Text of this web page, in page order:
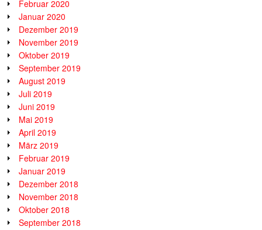
Februar 2020
Januar 2020
Dezember 2019
November 2019
Oktober 2019
September 2019
August 2019
Juli 2019
Juni 2019
Mai 2019
April 2019
März 2019
Februar 2019
Januar 2019
Dezember 2018
November 2018
Oktober 2018
September 2018